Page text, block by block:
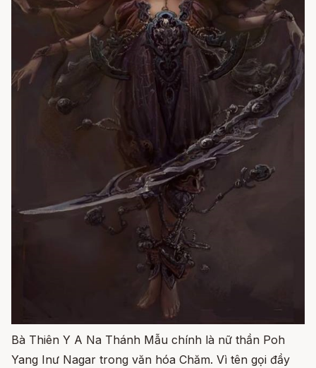
Bà Thiên Y A Na Thánh Mẫu chính là nữ thần Poh
Yang Inư Nagar trong văn hóa Chăm. Vì tên gọi đầy